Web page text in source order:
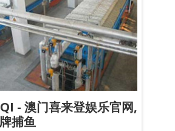
- 澳门喜来登娱乐官网,
捕鱼